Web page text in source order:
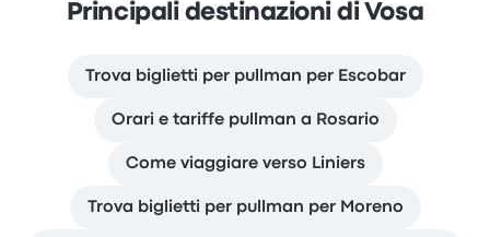
Principali destinazioni di Vosa
Trova biglietti per pullman per Escobar
Orari e tariffe pullman a Rosario
Come viaggiare verso Liniers
Trova biglietti per pullman per Moreno